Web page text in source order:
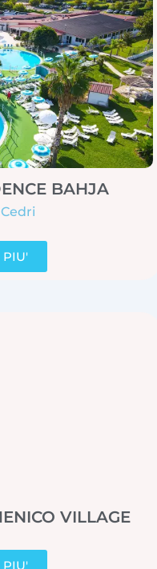
BAHJA
PIU'
VILLAGE
PIU'